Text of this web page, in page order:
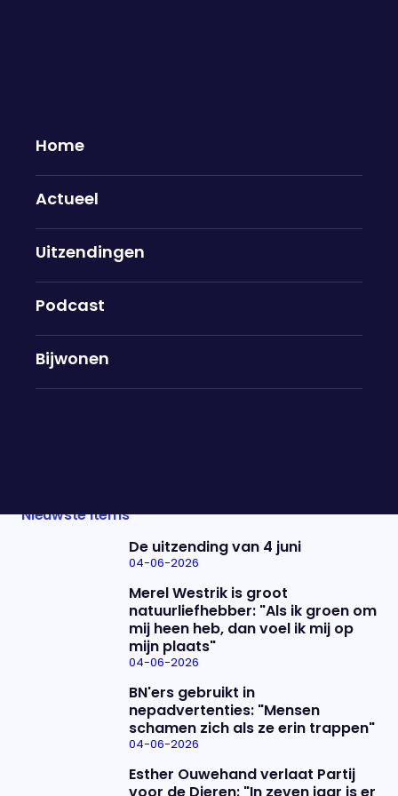
Home
Actueel
Uitzendingen
Podcast
Bijwonen
Hans Vijlbrief over het schrappen
van de AOW-plannen: "Het
kabinet wil een gesprek hebben
met werkgevers en werknemers"
Toen het kabinet met plannen kwam om de AOW-
leeftijd te verhogen, ontstond veel commotie. Nu
Nieuwste items
De uitzending van 4 juni
04-06-2026
Merel Westrik is groot
natuurliefhebber: "Als ik groen om
mij heen heb, dan voel ik mij op
mijn plaats"
04-06-2026
BN'ers gebruikt in
nepadvertenties: "Mensen
schamen zich als ze erin trappen"
04-06-2026
Esther Ouwehand verlaat Partij